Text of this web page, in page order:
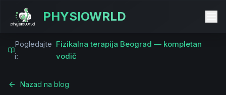
PHYSIOWRLD
Pogledajte
i:
Fizikalna terapija Beograd — kompletan
vodič
Nazad na blog